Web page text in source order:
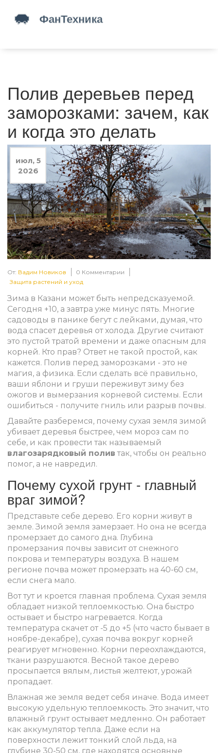
Полив деревьев перед
заморозками: зачем, как
и когда это делать
июл, 5
2026
От: Вадим Новиков
0 Комментарии
Защита растений и уход
Зима в Казани может быть непредсказуемой.
Сегодня +10, а завтра уже минус пять. Многие
садоводы в панике бегут с лейками, думая, что
вода спасет деревья от холода. Другие считают
это пустой тратой времени и даже опасным для
корней. Кто прав? Ответ не такой простой, как
кажется. Полив перед заморозками - это не
магия, а физика. Если сделать всё правильно,
ваши яблони и груши переживут зиму без
ожогов и вымерзания корневой системы. Если
ошибиться - получите гниль или разрыв почвы.
Давайте разберемся, почему сухая земля зимой
убивает деревья быстрее, чем мороз сам по
себе, и как провести так называемый
влагозарядковый полив так, чтобы он реально
помог, а не навредил.
Почему сухой грунт - главный
враг зимой?
Представьте себе дерево. Его корни живут в
земле. Зимой земля замерзает. Но она не всегда
промерзает до самого дна. Глубина
промерзания почвы зависит от снежного
покрова и температуры воздуха. В нашем
регионе почва может промерзать на 40-60 см,
если снега мало.
Вот тут и кроется главная проблема. Сухая земля
обладает низкой теплоемкостью. Она быстро
остывает и быстро нагревается. Когда
температура скачет от -5 до +5 (что часто бывает в
ноябре-декабре), сухая почва вокруг корней
реагирует мгновенно. Корни переохлаждаются,
ткани разрушаются. Весной такое дерево
просыпается вялым, листья желтеют, урожай
пропадает.
Влажная же земля ведет себя иначе. Вода имеет
высокую удельную теплоемкость. Это значит, что
влажный грунт остывает медленно. Он работает
как аккумулятор тепла. Даже если на
поверхности лежит тонкий слой льда, на
глубине 30-50 см, где находятся основные